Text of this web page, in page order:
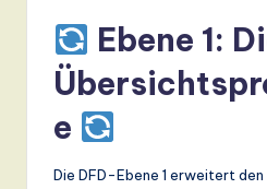
Ebene 1:
e
Die DFD-Ebene 1 erweitert